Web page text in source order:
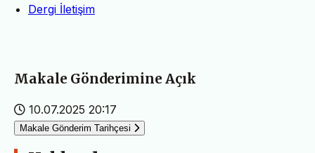
Dergi İletişim
Makale Gönderimine Açık
10.07.2025 20:17
Makale Gönderim Tarihçesi